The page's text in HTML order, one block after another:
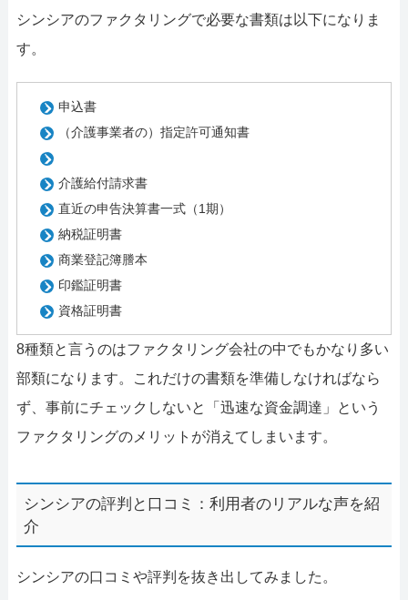
シンシアのファクタリングで必要な書類は以下になりま
す。
申込書
（介護事業者の）指定許可通知書
介護給付請求書
直近の申告決算書一式（1期）
納税証明書
商業登記簿謄本
印鑑証明書
資格証明書
8種類と言うのはファクタリング会社の中でもかなり多い
部類になります。これだけの書類を準備しなければなら
ず、事前にチェックしないと「迅速な資金調達」という
ファクタリングのメリットが消えてしまいます。
シンシアの評判と口コミ：利用者のリアルな声を紹
介
シンシアの口コミや評判を抜き出してみました。